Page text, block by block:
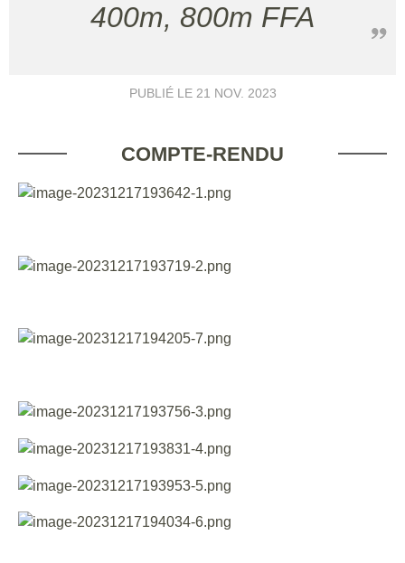
400m, 800m FFA
PUBLIÉ LE 21 NOV. 2023
COMPTE-RENDU